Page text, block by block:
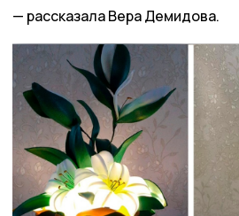
рассказала Вера Демидова.